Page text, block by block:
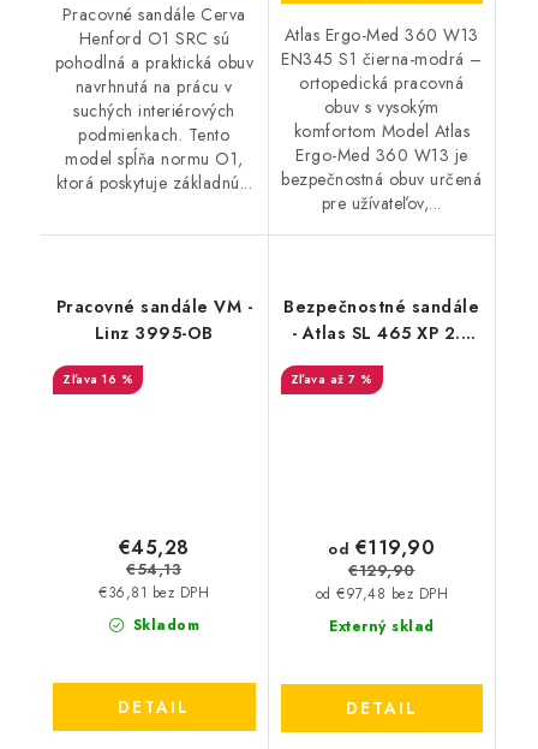
Pracovné sandále Cerva
Henford O1 SRC sú
pohodlná a praktická obuv
navrhnutá na prácu v
suchých interiérových
podmienkach. Tento
model spĺňa normu O1,
ktorá poskytuje základnú...
Atlas Ergo-Med 360 W13
EN345 S1 čierna-modrá –
ortopedická pracovná
obuv s vysokým
komfortom Model Atlas
Ergo-Med 360 W13 je
bezpečnostná obuv určená
pre užívateľov,...
Pracovné sandále VM -
Linz 3995-OB
16 %
Skladom
€36,81 bez DPH
€45,28
€54,13
DETAIL
Bezpečnostné sandále
- Atlas SL 465 XP 2.0
modrá 25938
až 7 %
Externý sklad
od €97,48 bez DPH
od €119,90
€129,90
DETAIL